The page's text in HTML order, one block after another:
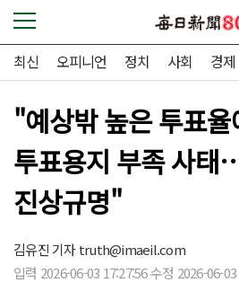
최신 오피니언 정치 사회 경제
"예상밖 높은 투표
투표용지 부족 사태
진상규명"
김유진 기자truth@imaeil.com
입력 2026-06-03 17:27:56 수정 2026-06-